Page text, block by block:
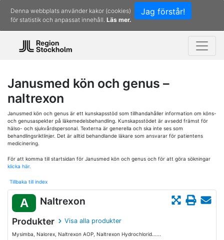
Jag förstår!
Denna webbplats använder kakor (cookies)
för statistik och anpassat innehåll. Läs mer.
Janusmed kön och genus –
naltrexon
Janusmed kön och genus är ett kunskapsstöd som tillhandahåller information om köns-
och genusaspekter på läkemedelsbehandling. Kunskapsstödet är avsedd främst för
hälso- och sjukvårdspersonal. Texterna är generella och ska inte ses som
behandlingsriktlinjer. Det är alltid behandlande läkare som ansvarar för patientens
medicinering.
För att komma till startsidan för Janusmed kön och genus och för att göra sökningar
klicka här.
Tillbaka till index
A Naltrexon
Produkter Visa alla produkter
Mysimba, Nalorex, Naltrexon AOP, Naltrexon Hydrochlorid......